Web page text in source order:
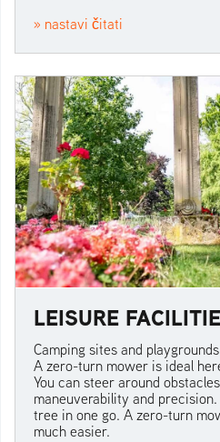
» nastavi čitati
LEISURE
Camping sites and
A zero-turn mower is ideal
You can steer around
maneuverability and
tree in one go. A zero-turn
much easier.